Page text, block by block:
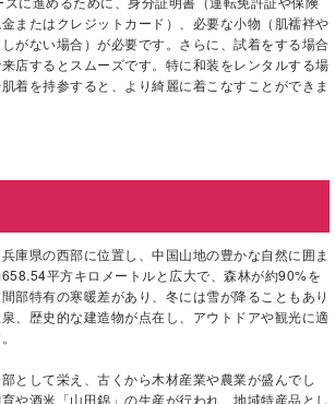
またはクレジットカード）、必要な小物（肌襦袢や
がない場合）が必要です。さらに、試着をする場合
店するとスムーズです。特に和装をレンタルする場
着を持参すると、より綺麗に着こなすことができま
庫県の西部に位置し、中国山地の豊かな自然に囲ま
平方キロメートルと広大で、森林が約90%を
部特有の寒暖差があり、冬には雪が降ることもあり
、歴史的な建造物が点在し、アウトドアや観光に適
として栄え、古くから木材産業や農業が盛んでし
や酒米「山田錦」の生産が行われ、地域特産品とし